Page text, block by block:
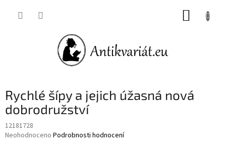
Rychlé šípy a jejich úžasná nová
dobrodružství
12181728
Průměrné
Neohodnoceno Podrobnosti hodnocení